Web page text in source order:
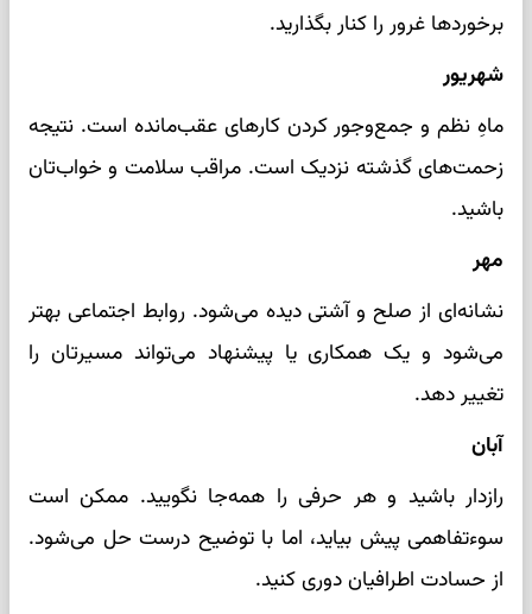
برخوردها غرور را کنار بگذارید.
شهریور
ماهِ نظم و جمع‌وجور کردن کارهای عقب‌مانده است. نتیجه
زحمت‌های گذشته نزدیک است. مراقب سلامت و خواب‌تان
باشید.
مهر
نشانه‌ای از صلح و آشتی دیده می‌شود. روابط اجتماعی بهتر
می‌شود و یک همکاری یا پیشنهاد می‌تواند مسیرتان را
تغییر دهد.
آبان
رازدار باشید و هر حرفی را همه‌جا نگویید. ممکن است
سوءتفاهمی پیش بیاید، اما با توضیح درست حل می‌شود.
از حسادت اطرافیان دوری کنید.